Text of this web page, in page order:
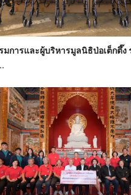
การและผู้บริหารมูลนิธิป่อเต็กตึ๊ง